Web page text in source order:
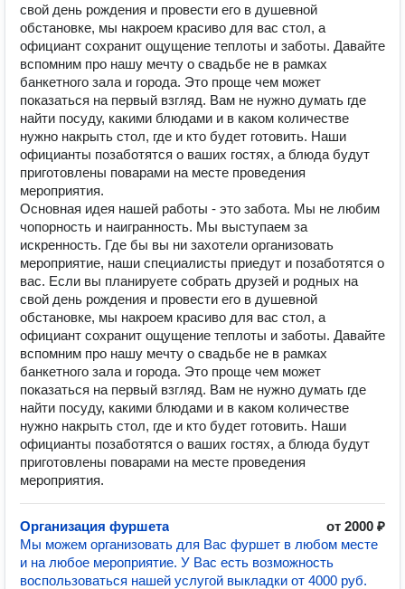
свой день рождения и провести его в душевной
обстановке, мы накроем красиво для вас стол, а
официант сохранит ощущение теплоты и заботы. Давайте
вспомним про нашу мечту о свадьбе не в рамках
банкетного зала и города. Это проще чем может
показаться на первый взгляд. Вам не нужно думать где
найти посуду, какими блюдами и в каком количестве
нужно накрыть стол, где и кто будет готовить. Наши
официанты позаботятся о ваших гостях, а блюда будут
приготовлены поварами на месте проведения
мероприятия.
Основная идея нашей работы - это забота. Мы не любим
чопорность и наигранность. Мы выступаем за
искренность. Где бы вы ни захотели организовать
мероприятие, наши специалисты приедут и позаботятся о
вас. Если вы планируете собрать друзей и родных на
свой день рождения и провести его в душевной
обстановке, мы накроем красиво для вас стол, а
официант сохранит ощущение теплоты и заботы. Давайте
вспомним про нашу мечту о свадьбе не в рамках
банкетного зала и города. Это проще чем может
показаться на первый взгляд. Вам не нужно думать где
найти посуду, какими блюдами и в каком количестве
нужно накрыть стол, где и кто будет готовить. Наши
официанты позаботятся о ваших гостях, а блюда будут
приготовлены поварами на месте проведения
мероприятия.
Организация фуршета
от 2000 ₽
Мы можем организовать для Вас фуршет в любом месте
и на любое мероприятие. У Вас есть возможность
воспользоваться нашей услугой выкладки от 4000 руб.